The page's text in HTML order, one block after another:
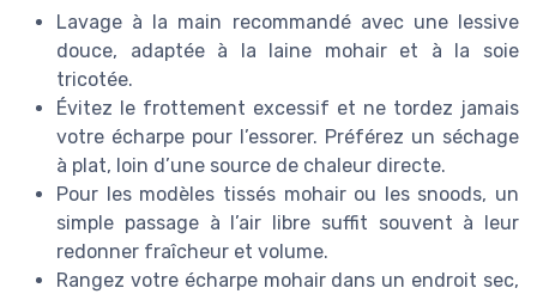
Lavage à la main recommandé avec une lessive
douce, adaptée à la laine mohair et à la soie
tricotée.
Évitez le frottement excessif et ne tordez jamais
votre écharpe pour l’essorer. Préférez un séchage
à plat, loin d’une source de chaleur directe.
Pour les modèles tissés mohair ou les snoods, un
simple passage à l’air libre suffit souvent à leur
redonner fraîcheur et volume.
Rangez votre écharpe mohair dans un endroit sec,